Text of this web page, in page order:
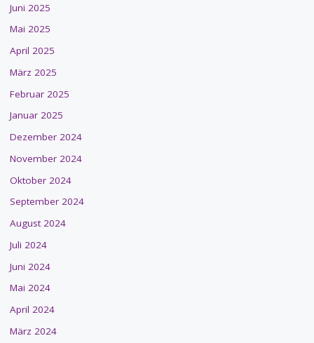
Juni 2025
Mai 2025
April 2025
März 2025
Februar 2025
Januar 2025
Dezember 2024
November 2024
Oktober 2024
September 2024
August 2024
Juli 2024
Juni 2024
Mai 2024
April 2024
März 2024